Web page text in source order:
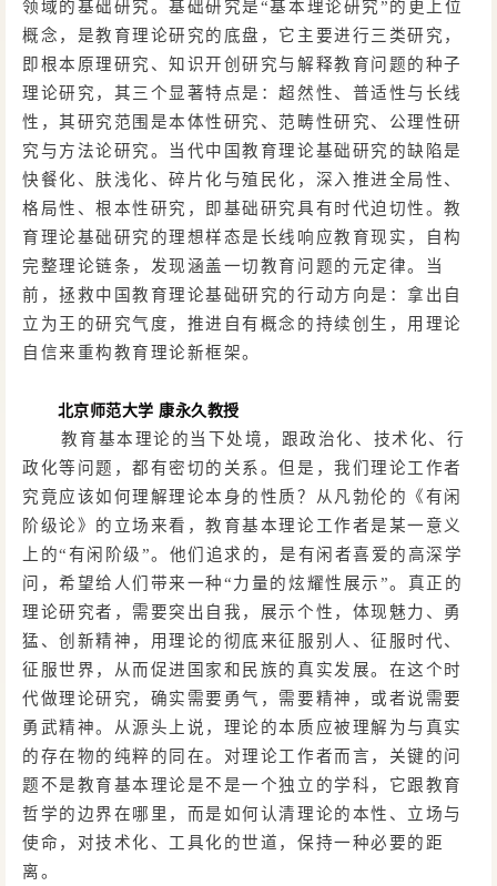
领域的基础研究。基础研究是“基本理论研究”的更上位
概念，是教育理论研究的底盘，它主要进行三类研究，
即根本原理研究、知识开创研究与解释教育问题的种子
理论研究，其三个显著特点是：超然性、普适性与长线
性，其研究范围是本体性研究、范畴性研究、公理性研
究与方法论研究。当代中国教育理论基础研究的缺陷是
快餐化、肤浅化、碎片化与殖民化，深入推进全局性、
格局性、根本性研究，即基础研究具有时代迫切性。教
育理论基础研究的理想样态是长线响应教育现实，自构
完整理论链条，发现涵盖一切教育问题的元定律。当
前，拯救中国教育理论基础研究的行动方向是：拿出自
立为王的研究气度，推进自有概念的持续创生，用理论
自信来重构教育理论新框架。
北京师范大学 康永久教授
教育基本理论的当下处境，跟政治化、技术化、行
政化等问题，都有密切的关系。但是，我们理论工作者
究竟应该如何理解理论本身的性质？从凡勃伦的《有闲
阶级论》的立场来看，教育基本理论工作者是某一意义
上的“有闲阶级”。他们追求的，是有闲者喜爱的高深学
问，希望给人们带来一种“力量的炫耀性展示”。真正的
理论研究者，需要突出自我，展示个性，体现魅力、勇
猛、创新精神，用理论的彻底来征服别人、征服时代、
征服世界，从而促进国家和民族的真实发展。在这个时
代做理论研究，确实需要勇气，需要精神，或者说需要
勇武精神。从源头上说，理论的本质应被理解为与真实
的存在物的纯粹的同在。对理论工作者而言，关键的问
题不是教育基本理论是不是一个独立的学科，它跟教育
哲学的边界在哪里，而是如何认清理论的本性、立场与
使命，对技术化、工具化的世道，保持一种必要的距
离。